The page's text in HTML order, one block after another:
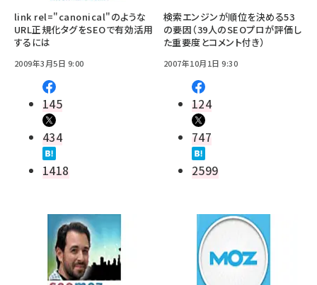
link rel="canonical"のような
URL正規化タグをSEOで有効活用
するには
2009年3月5日 9:00
145
434
1418
検索エンジンが順位を決める53
の要因（39人のSEOプロが評価し
た重要度とコメント付き）
2007年10月1日 9:30
124
747
2599